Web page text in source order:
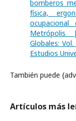
bomberos
física,
ocupacional
Metrópolis
Globales:
Estudios
También puede
Artículos más